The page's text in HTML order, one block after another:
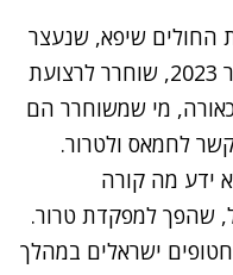
החולים שיפא, שנעצר
בפשיטה של צה"ל בחודש נובמבר 2023, שוחרר לרצועת
מי שמשוחרר הם
לחמאס ולטרור.
ידע מה קורה
שהפך למפקדת טרור.
ישראלים במהלך